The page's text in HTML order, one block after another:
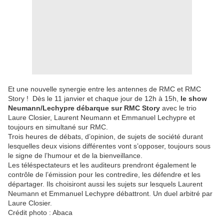
Et une nouvelle synergie entre les antennes de RMC et RMC
Story ! Dès le 11 janvier et chaque jour de 12h à 15h,
le show
Neumann/Lechypre débarque sur RMC Story avec le trio
Laure Closier, Laurent Neumann et Emmanuel Lechypre et
toujours en simultané sur RMC.
Trois heures de débats, d’opinion, de sujets de société durant
lesquelles deux visions différentes vont s’opposer, toujours sous
le signe de l’humour et de la bienveillance.
Les téléspectateurs et les auditeurs prendront également le
contrôle de l’émission pour les contredire, les défendre et les
départager. Ils choisiront aussi les sujets sur lesquels Laurent
Neumann et Emmanuel Lechypre débattront. Un duel arbitré par
Laure Closier.
Crédit photo : Abaca